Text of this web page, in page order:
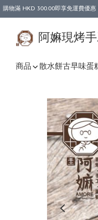
購物滿 HKD 300.00即享免運費優
阿嫲現烤
商品 散水餅古早味蛋